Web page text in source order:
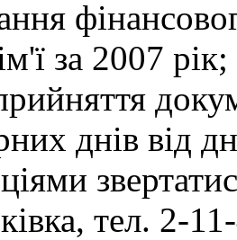
за 2007
днів від
тел. 2-